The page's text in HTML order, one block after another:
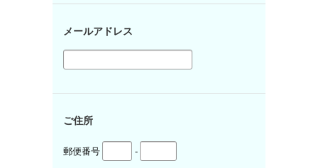
メールアドレス
ご住所
郵便番号 -